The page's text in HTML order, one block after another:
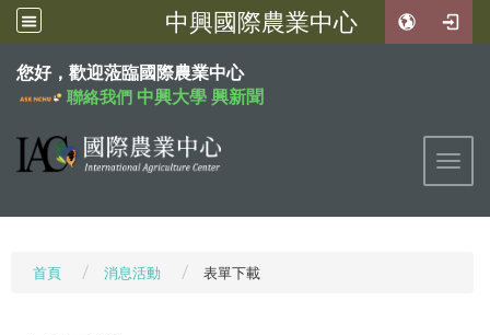
中興國際農業中心
您好，歡迎蒞臨國際農業中心
聯絡我們 中興大學 興新聞
首頁 消息活動 表單下載